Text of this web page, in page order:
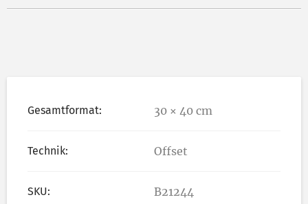
Gesamtformat: 30 × 40 cm
Technik: Offset
SKU: B21244